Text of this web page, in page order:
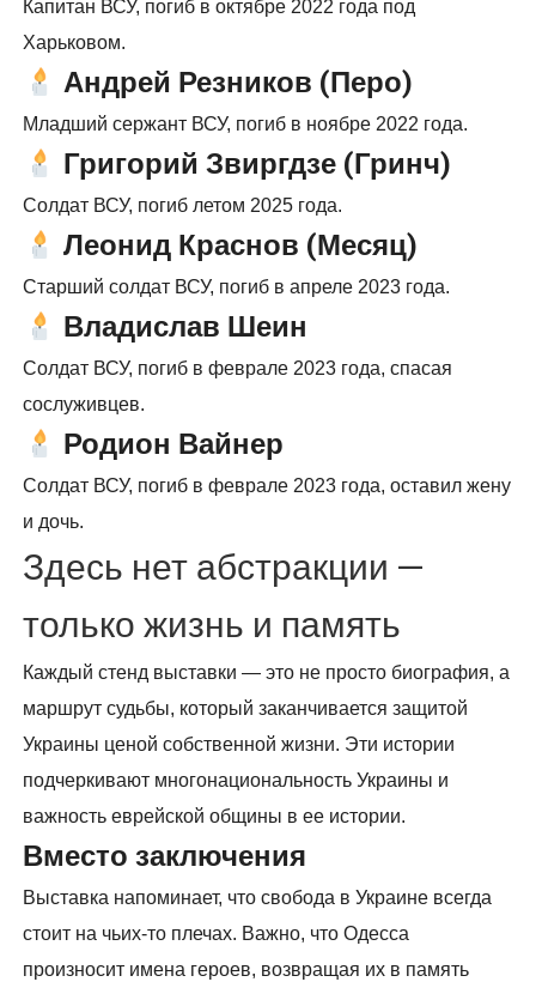
Капитан ВСУ, погиб в октябре 2022 года под
Харьковом.
Андрей Резников (Перо)
Младший сержант ВСУ, погиб в ноябре 2022 года.
Григорий Звиргдзе (Гринч)
Солдат ВСУ, погиб летом 2025 года.
Леонид Краснов (Месяц)
Старший солдат ВСУ, погиб в апреле 2023 года.
Владислав Шеин
Солдат ВСУ, погиб в феврале 2023 года, спасая
сослуживцев.
Родион Вайнер
Солдат ВСУ, погиб в феврале 2023 года, оставил жену
и дочь.
Здесь нет абстракции —
только жизнь и память
Каждый стенд выставки — это не просто биография, а
маршрут судьбы, который заканчивается защитой
Украины ценой собственной жизни. Эти истории
подчеркивают многонациональность Украины и
важность еврейской общины в ее истории.
Вместо заключения
Выставка напоминает, что свобода в Украине всегда
стоит на чьих-то плечах. Важно, что Одесса
произносит имена героев, возвращая их в память